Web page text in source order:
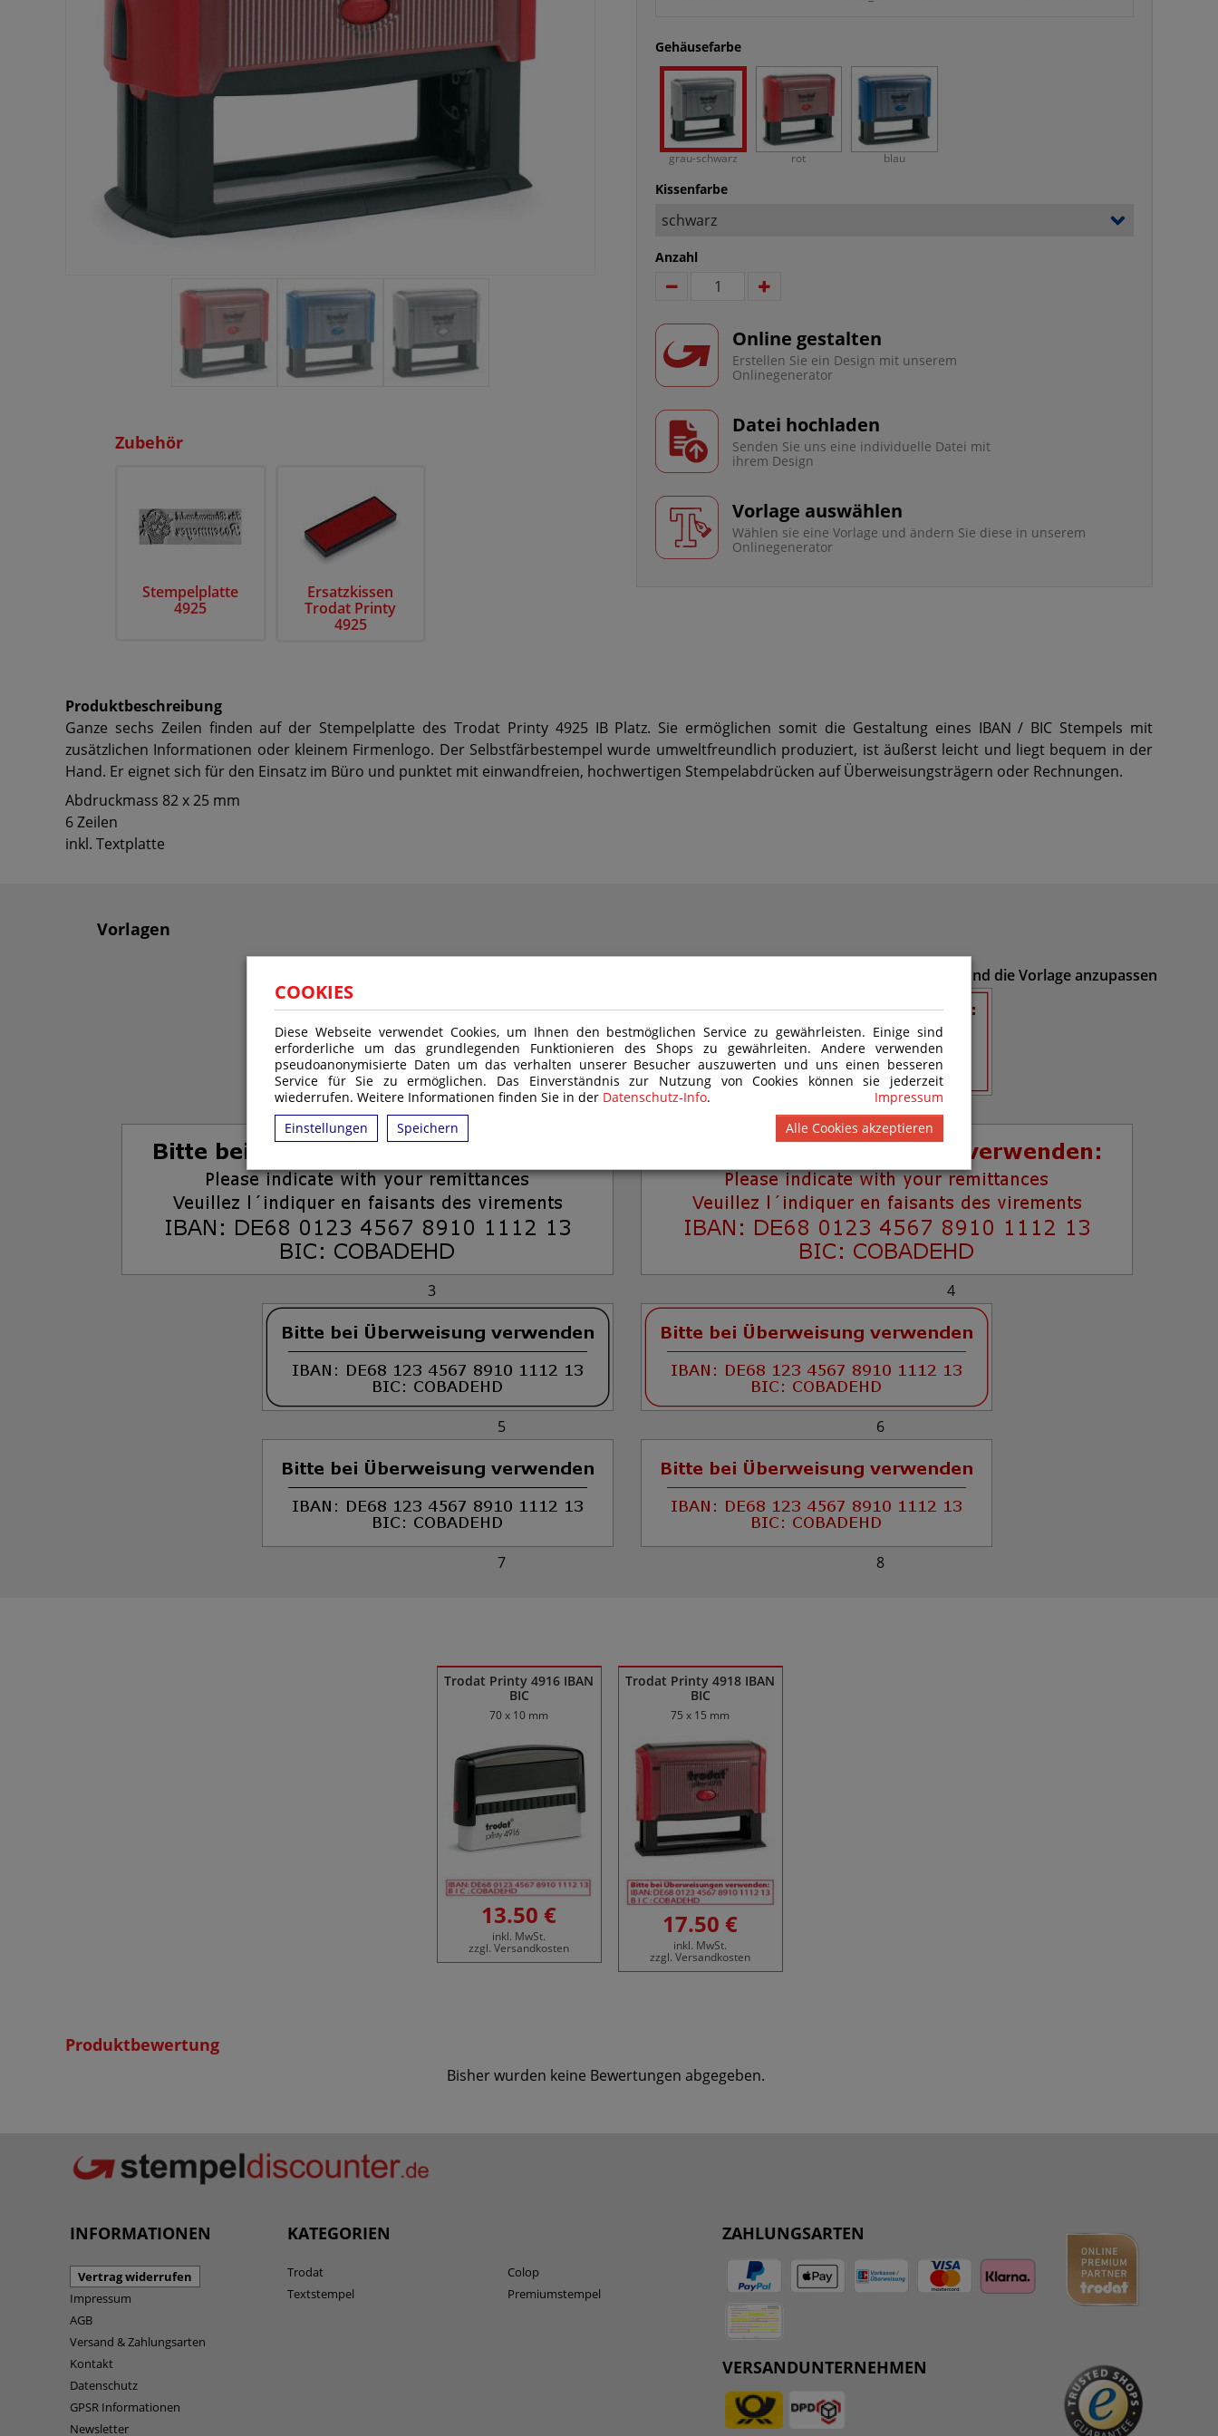
COOKIES
Diese Webseite verwendet Cookies, um Ihnen den bestmöglichen Service zu gewährleisten. Einige sind
erforderliche um das grundlegenden Funktionieren des Shops zu gewährleiten. Andere verwenden
pseudoanonymisierte Daten um das verhalten unserer Besucher auszuwerten und uns einen besseren
Service für Sie zu ermöglichen. Das Einverständnis zur Nutzung von Cookies können sie jederzeit
wiederrufen. Weitere Informationen finden Sie in der Datenschutz-Info.
Impressum
Einstellungen
Speichern Alle Cookies akzeptieren
Zubehör
Stempelplatte
4925
Ersatzkissen
Trodat Printy
4925
Gehäusefarbe
grau-schwarz rot blau
Kissenfarbe
Anzahl
Online gestalten
Erstellen Sie ein Design mit unserem
Onlinegenerator
Datei hochladen
Senden Sie uns eine individuelle Datei mit
ihrem Design
Vorlage auswählen
Wählen sie eine Vorlage und ändern Sie diese in unserem
Onlinegenerator
Produktbeschreibung
Ganze sechs Zeilen finden auf der Stempelplatte des Trodat Printy 4925 IB Platz. Sie ermöglichen somit die Gestaltung eines IBAN / BIC Stempels mit
zusätzlichen Informationen oder kleinem Firmenlogo. Der Selbstfärbestempel wurde umweltfreundlich produziert, ist äußerst leicht und liegt bequem in der
Hand. Er eignet sich für den Einsatz im Büro und punktet mit einwandfreien, hochwertigen Stempelabdrücken auf Überweisungsträgern oder Rechnungen.
Abdruckmass 82 x 25 mm
6 Zeilen
inkl. Textplatte
Vorlagen
Klicken Sie auf eine Vorlage, um unseren Onlinegenerator zu öffnen und die Vorlage anzupassen
2
3 4
5 6
7 8
Trodat Printy 4916 IBAN
BIC
70 x 10 mm
13.50 €
inkl. MwSt.
zzgl. Versandkosten
Trodat Printy 4918 IBAN
BIC
75 x 15 mm
17.50 €
inkl. MwSt.
zzgl. Versandkosten
Produktbewertung
Bisher wurden keine Bewertungen abgegeben.
INFORMATIONEN
Vertrag widerrufen
Impressum
AGB
Versand & Zahlungsarten
Kontakt
Datenschutz
GPSR Informationen
Newsletter
KATEGORIEN
Trodat
Textstempel
Colop
Premiumstempel
ZAHLUNGSARTEN
VERSANDUNTERNEHMEN